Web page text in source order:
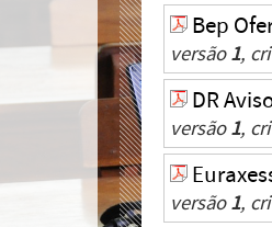
Bep
versão1,
DR
versão1,
versão1,